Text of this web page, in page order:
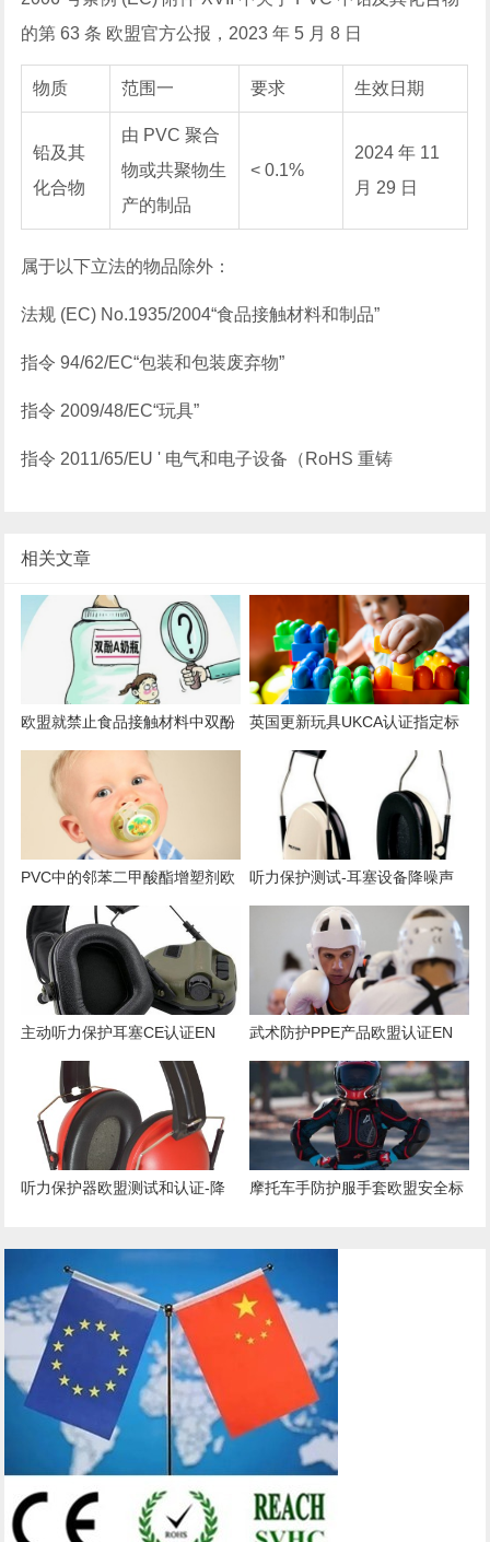
的第 63 条 欧盟官方公报，2023 年 5 月 8 日
物质 范围一 要求 生效日期
铅及其
化合物
由 PVC 聚合
物或共聚物生
产的制品
< 0.1%
2024 年 11
月 29 日
属于以下立法的物品除外：
法规 (EC) No.1935/2004“食品接触材料和制品”
指令 94/62/EC“包装和包装废弃物”
指令 2009/48/EC“玩具”
指令 2011/65/EU ' 电气和电子设备（RoHS 重铸
相关文章
欧盟就禁止食品接触材料中双酚
A和其他双酚磋商
英国更新玩具UKCA认证指定标
准一览表
PVC中的邻苯二甲酸酯增塑剂欧
盟美国管控要求
听力保护测试-耳塞设备降噪声
主动听力保护耳塞CE认证EN
352标准介绍
武术防护PPE产品欧盟认证EN
13277标准
听力保护器欧盟测试和认证-降
摩托车手防护服手套欧盟安全标